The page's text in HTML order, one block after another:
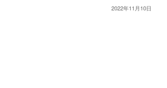
2022年11月10日